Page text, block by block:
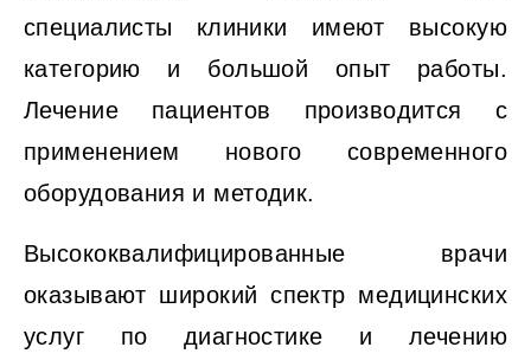
специалисты клиники имеют высокую
категорию и большой опыт работы.
Лечение пациентов производится с
применением нового современного
оборудования и методик.
Высококвалифицированные врачи
оказывают широкий спектр медицинских
услуг по диагностике и лечению